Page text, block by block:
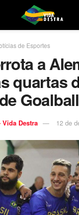
de Esportes
a
quartas
Goalball
Vida Destra 12 de